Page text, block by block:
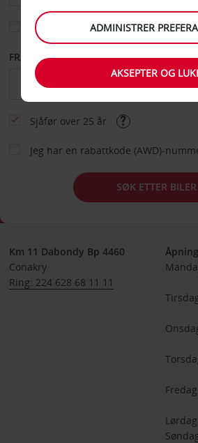
Velg et annet leveringssted
FRA DATO TIL
Sjåfør over 25 år
Jeg har en rabattkode (AWD)-
SØK ETTER BILER
Km 11 Dabondy Bp 4460
Conakry
Ring: 224 628 68 11 11
Fredag
Lørdag
ADMINISTRER
AKSEPTER OG